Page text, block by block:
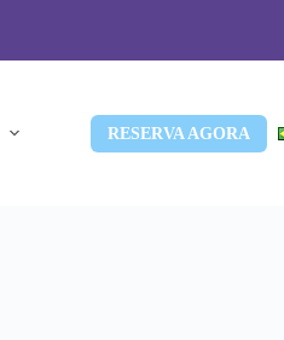
RESERVA AGORA